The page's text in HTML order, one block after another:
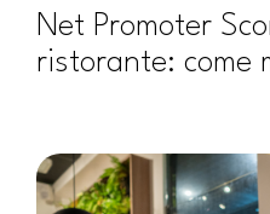
Net Promoter
ristorante: come